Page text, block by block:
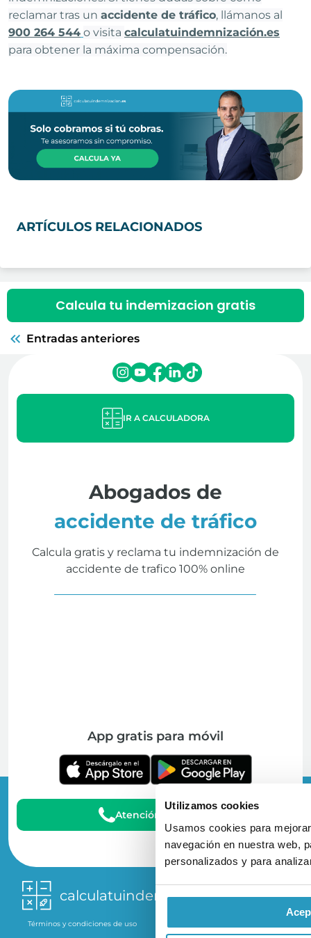
Utilizamos cookies
Usamos cookies para
navegación en nuestra web,
personalizados y para
reclamar tras un accidente de tráfico, llámanos al
900 264 544 o visita calculatuindemnización.es
para obtener la máxima compensación.
ARTÍCULOS RELACIONADOS
Calcula tu indemizacion gratis
Entradas anteriores
IR A CALCULADORA
Abogados de
accidente de tráfico
Calcula gratis y reclama tu indemnización de
accidente de trafico 100% online
App gratis para móvil
Atención al Cliente
calculatuindemnizacion.es
Términos y condiciones de uso